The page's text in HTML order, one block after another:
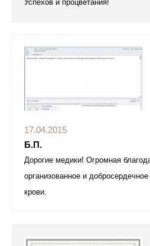
Успехов и процветания!
17.04.2015
Б.П.
Дорогие медики! Огромная
организованное и
крови.